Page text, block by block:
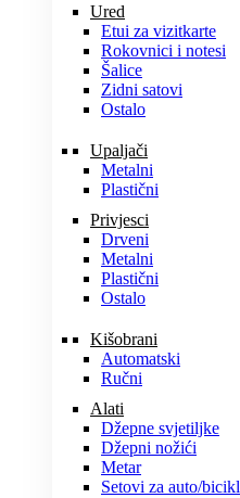
Ured
Etui za vizitkarte
Rokovnici i notesi
Šalice
Zidni satovi
Ostalo
Upaljači
Metalni
Plastični
Privjesci
Drveni
Metalni
Plastični
Ostalo
Kišobrani
Automatski
Ručni
Alati
Džepne svjetiljke
Džepni nožići
Metar
Setovi za auto/bicikl